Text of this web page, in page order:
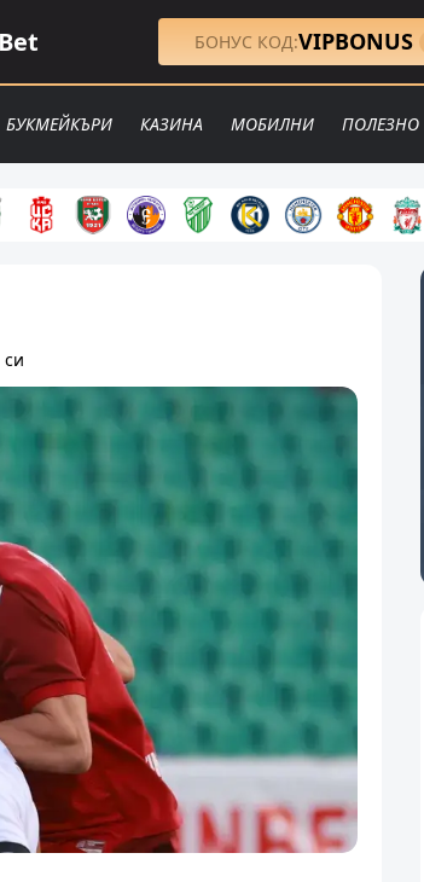
БОНУС КОД:VIPBONUS
БУКМЕЙКЪРИ КАЗИНА МОБИЛНИ ПОЛЕЗНО